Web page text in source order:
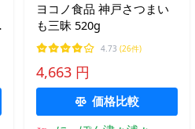
ヨコノ食品 神戸さつまい
も三昧 520g
4.73 (26件)
4,663 円
価格比較